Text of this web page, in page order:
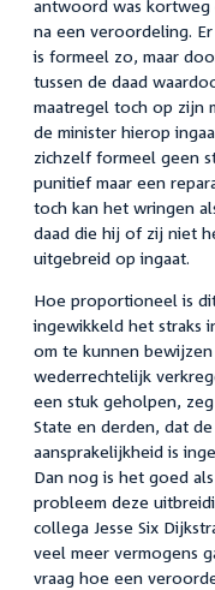
antwoord was kortweg
na een veroordeling.
is formeel zo, maar
tussen de daad
maatregel toch op zijn
de minister hierop
zichzelf formeel geen
punitief maar een
toch kan het wringen
daad die hij of zij niet
uitgebreid op ingaat.
Hoe proportioneel is
ingewikkeld het straks
om te kunnen
wederrechtelijk
een stuk geholpen,
State en derden, dat
aansprakelijkheid is
Dan nog is het goed
probleem deze
collega Jesse Six
veel meer vermogens
vraag hoe een